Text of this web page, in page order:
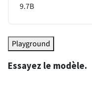
9.7B
Playground
Essayez le modèle.